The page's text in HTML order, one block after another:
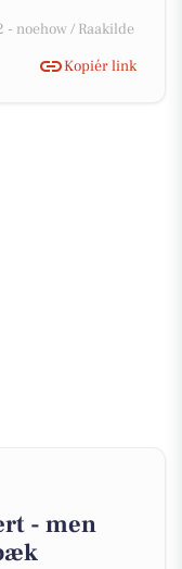
noehow / Raakilde
Kopiér link
- men